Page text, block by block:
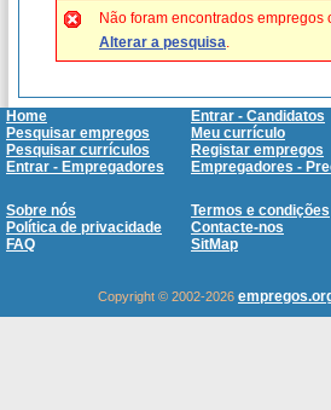
Não foram encontrados empregos
Alterar a pesquisa.
Home
Entrar - Candidatos
Pesquisar empregos
Meu currículo
Pesquisar currículos
Registar empregos
Entrar - Empregadores
Empregadores -
Sobre nós
Termos e condições
Política de privacidade
Contacte-nos
FAQ
SitMap
Copyright © 2002-2026